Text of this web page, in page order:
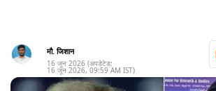
मौ. जिशान
16 जून 2026 (अपडेटेड:
16 जून 2026, 09:59 AM IST)